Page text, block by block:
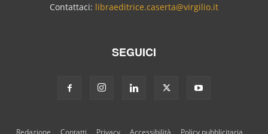
Contattaci: libraeditrice.caserta@virgilio.it
SEGUICI